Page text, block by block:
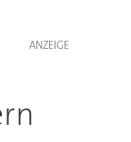
ANZEIGE